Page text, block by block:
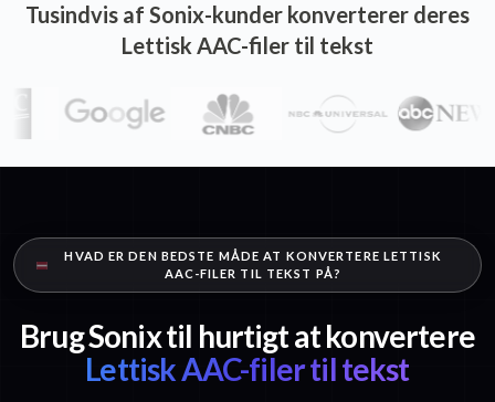
Tusindvis af Sonix-kunder konverterer deres
Lettisk AAC-filer til tekst
HVAD ER DEN BEDSTE MÅDE AT KONVERTERE LETTISK
AAC-FILER TIL TEKST PÅ?
Brug Sonix til hurtigt at konvertere
Lettisk AAC-filer til tekst